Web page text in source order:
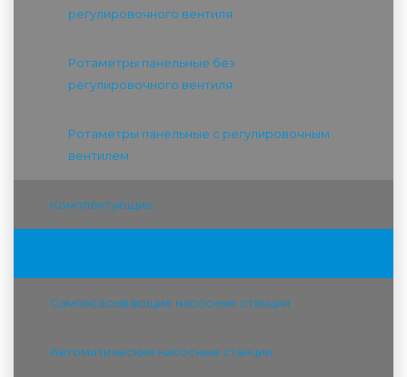
регулировочного вентиля
Ротаметры панельные без
регулировочного вентиля
Ротаметры панельные с регулировочным
вентилем
Комплектующие
Самовсасывающие насосные станции
Автоматические насосные станции